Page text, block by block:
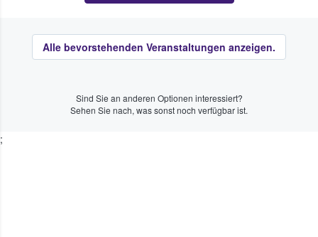
Alle bevorstehenden Veranstaltungen anzeigen.
Sind Sie an anderen Optionen interessiert?
Sehen Sie nach, was sonst noch verfügbar ist.
;